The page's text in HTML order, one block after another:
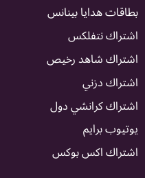
بينانس
شاهد رخيص
دول
اكس بوكس